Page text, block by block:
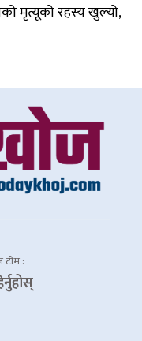
मृत्यूको रहस्य खुल्यो,
टीम :